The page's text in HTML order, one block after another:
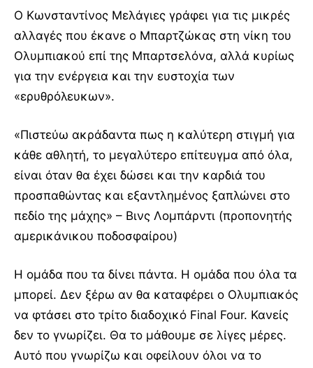
Ο Κωνσταντίνος Μελάγιες γράφει για τις μικρές
αλλαγές που έκανε ο Μπαρτζώκας στη νίκη του
Ολυμπιακού επί της Μπαρτσελόνα, αλλά κυρίως
για την ενέργεια και την ευστοχία των
«ερυθρόλευκων».
«Πιστεύω ακράδαντα πως η καλύτερη στιγμή για
κάθε αθλητή, το μεγαλύτερο επίτευγμα από όλα,
είναι όταν θα έχει δώσει και την καρδιά του
προσπαθώντας και εξαντλημένος ξαπλώνει στο
πεδίο της μάχης» – Βινς Λομπάρντι (προπονητής
αμερικάνικου ποδοσφαίρου)
Η ομάδα που τα δίνει πάντα. Η ομάδα που όλα τα
μπορεί. Δεν ξέρω αν θα καταφέρει ο Ολυμπιακός
να φτάσει στο τρίτο διαδοχικό Final Four. Κανείς
δεν το γνωρίζει. Θα το μάθουμε σε λίγες μέρες.
Αυτό που γνωρίζω και οφείλουν όλοι να το